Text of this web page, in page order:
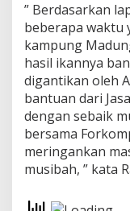
” Berdasarkan
beberapa waktu
kampung
hasil ikannya
digantikan oleh
bantuan dari
dengan sebaik
bersama
meringankan
musibah, ” kata